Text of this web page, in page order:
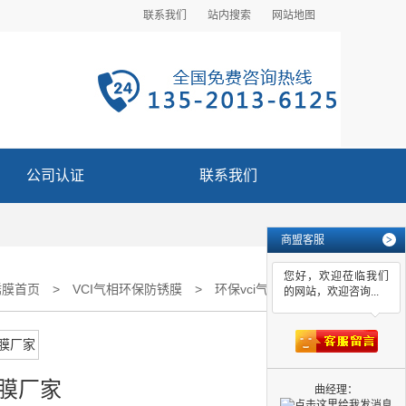
联系我们 站内搜索 网站地图
公司认证 联系我们
首页 > VCI气相环保防锈膜 > 环保vci气相防锈膜厂家
厂家
商盟客服 >
您好，欢迎莅临我们
的网站，欢迎咨询...
曲经理：